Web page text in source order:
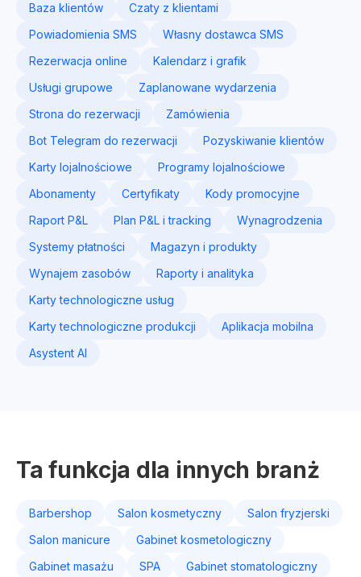
Baza klientów
Czaty z klientami
Powiadomienia SMS
Własny dostawca SMS
Rezerwacja online
Kalendarz i grafik
Usługi grupowe
Zaplanowane wydarzenia
Strona do rezerwacji
Zamówienia
Bot Telegram do rezerwacji
Pozyskiwanie klientów
Karty lojalnościowe
Programy lojalnościowe
Abonamenty
Certyfikaty
Kody promocyjne
Raport P&L
Plan P&L i tracking
Wynagrodzenia
Systemy płatności
Magazyn i produkty
Wynajem zasobów
Raporty i analityka
Karty technologiczne usług
Karty technologiczne produkcji
Aplikacja mobilna
Asystent AI
Ta funkcja dla innych branż
Barbershop Salon kosmetyczny
Salon fryzjerski
Salon manicure
Gabinet kosmetologiczny
Gabinet masażu
SPA Gabinet stomatologiczny